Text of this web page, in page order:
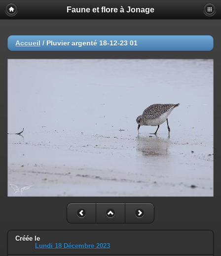
Faune et flore à Jonage
Accueil / Pluvier argenté 18-12-23 01
Créée le
Lundi 18 Décembre 2023